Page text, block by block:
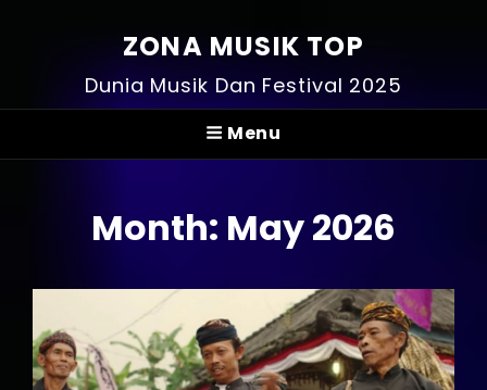
ZONA MUSIK TOP
Dunia Musik Dan Festival 2025
Menu
Month: May 2026